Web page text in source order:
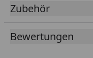
Täglich 6 cm (1 cm
direkt aus der Tube
über das Futter
Zubehör
Bewertungen